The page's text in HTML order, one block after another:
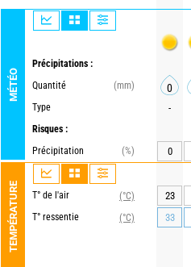
MÉTÉO
Précipitations :
Quantité
(mm)
Type
Risques :
Précipitation
(%)
TEMPÉRATURE T° de l'air
(°C)
T° ressentie
(°C)
0
-
0
23
33